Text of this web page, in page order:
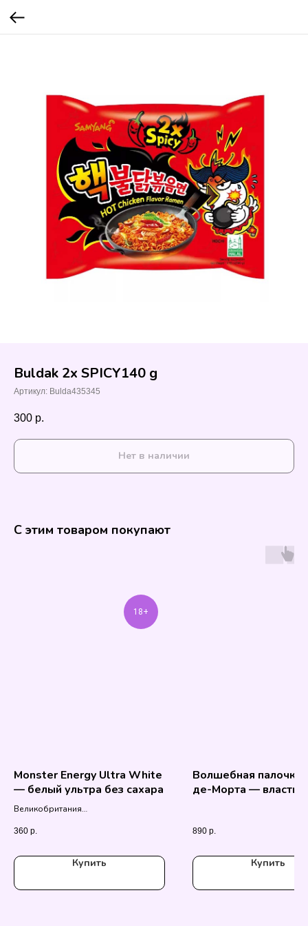
Buldak 2x SPICY140 g
Артикул: Bulda435345
300 р.
Нет в наличии
С этим товаром покупают
18+
Monster Energy Ultra White
— белый ультра без сахара
Великобритания
360 р.
Купить
Волшебная палочка
де-Морта — власть,
890 р.
Купить